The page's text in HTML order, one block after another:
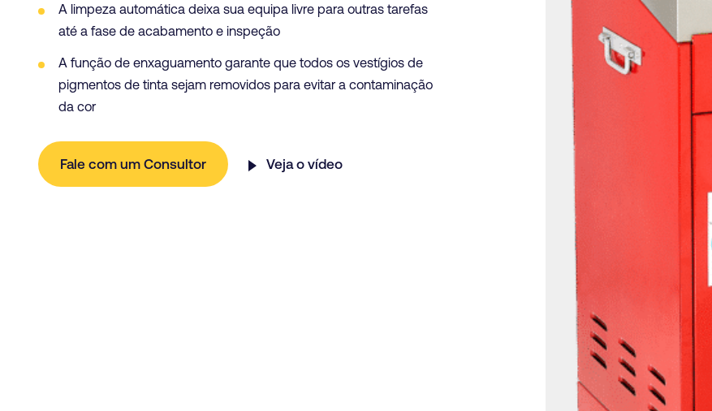
A limpeza automática deixa sua equipa livre para outras tarefas
até a fase de acabamento e inspeção
A função de enxaguamento garante que todos os vestígios de
pigmentos de tinta sejam removidos para evitar a contaminação
da cor
Fale com um Consultor Veja o vídeo